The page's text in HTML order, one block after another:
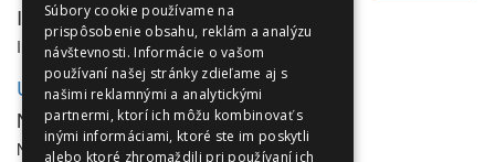
Informácie
Informácie
Utleurope.com
NewsLetter
NewsLetter
Súbory cookie používame na
prispôsobenie obsahu, reklám a analýzu
návštevnosti. Informácie o vašom
používaní našej stránky zdieľame aj s
našimi reklamnými a analytickými
partnermi, ktorí ich môžu kombinovať s
inými informáciami, ktoré ste im poskytli
alebo ktoré zhromaždili pri používaní ich